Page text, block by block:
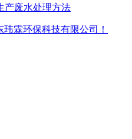
产废水处理方法
霖环保科技有限公司！